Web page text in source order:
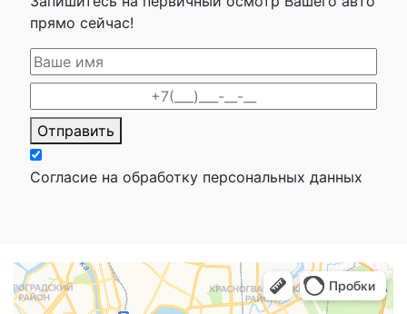
прямо сейчас!
Отправить
Согласие на обработку персональных данных